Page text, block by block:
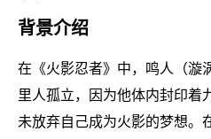
背景介绍
在《火影忍者》中，鸣人（漩
里人孤立，因为他体内封印着
未放弃自己成为火影的梦想。